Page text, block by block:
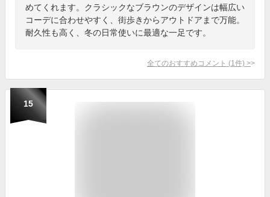
めてくれます。クラシックなブラウンのデザインは幅広い
コーデに合わせやすく、街歩きからアウトドアまで万能。
耐久性も高く、冬の日常使いに最適な一足です。
全てのおすすめコメント (1 件) >
15